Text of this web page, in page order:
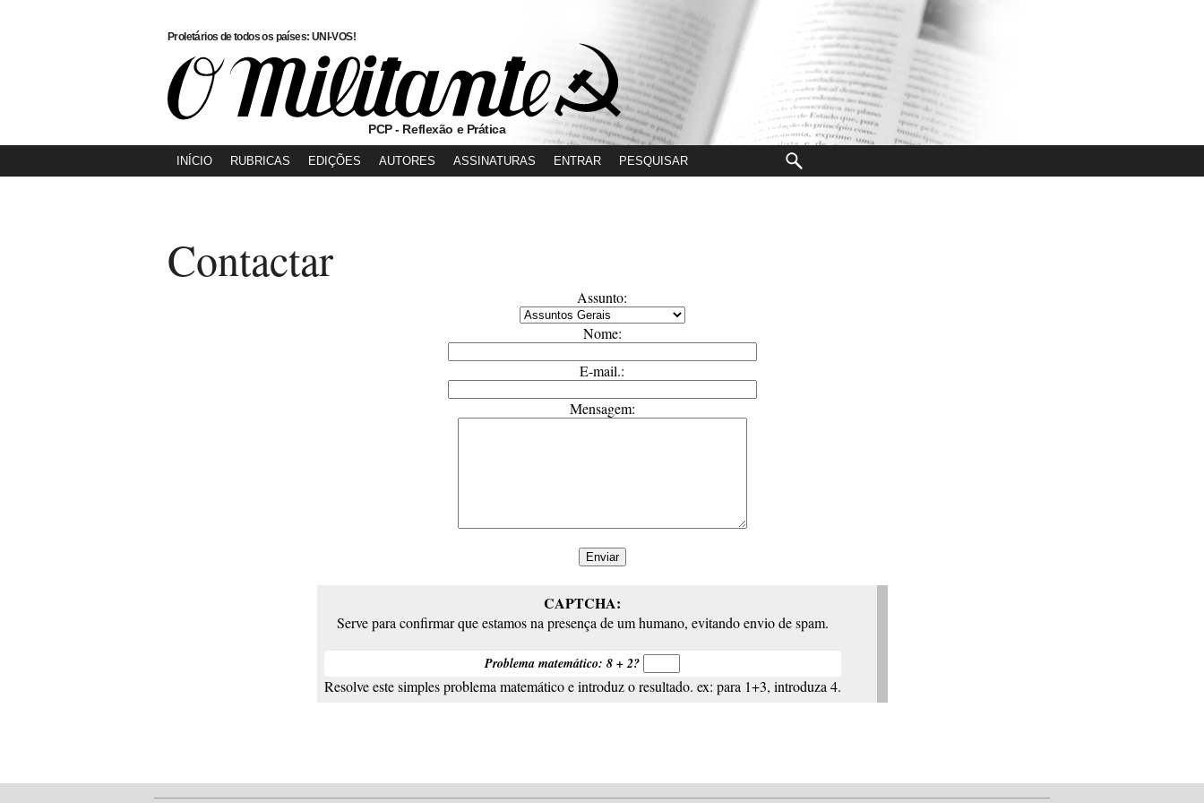
Proletários de todos os países: UNI-VOS!
PCP - Reflexão e Prática
INÍCIO RUBRICAS EDIÇÕES AUTORES ASSINATURAS ENTRAR
Contactar
Assunto:
Nome:
E-mail.:
Mensagem:
CAPTCHA:
Serve para confirmar que estamos na presença de um humano, evitando envio de spam.
Problema matemático: 8 + 2?
Resolve este simples problema matemático e introduz o resultado. ex: para 1+3, introduza 4.